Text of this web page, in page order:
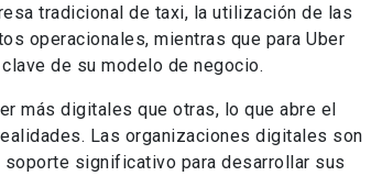
tradicional de taxi, la utilización de las
operacionales, mientras que para Uber
de su modelo de negocio.
más digitales que otras, lo que abre el
Las organizaciones digitales son
significativo para desarrollar sus